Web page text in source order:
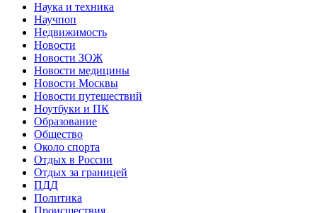
Наука и техника
Научпоп
Недвижимость
Новости
Новости ЗОЖ
Новости медицины
Новости Москвы
Новости путешествий
Ноутбуки и ПК
Образование
Общество
Около спорта
Отдых в России
Отдых за границей
ПДД
Политика
Происшествия